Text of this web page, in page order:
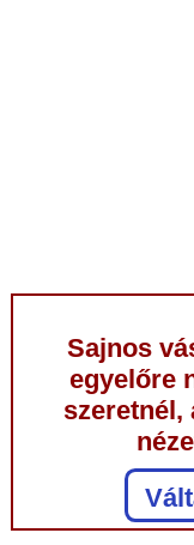
Sajnos
egyelőre
szeretnél,